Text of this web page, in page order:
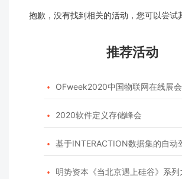
抱歉，没有找到相关的活动，您可以尝试
推荐活动
 OFweek2020中国物联网在线展会
 2020软件定义存储峰会
 基于INTERACTION数据集的自动驾驶预测
 明势资本《当北京遇上硅谷》系列之2020年